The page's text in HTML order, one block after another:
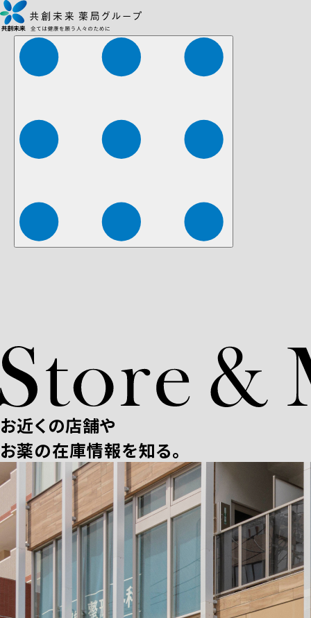
株式会社ファーマみらい 株式会社ストレチア
お近くの店舗や
お薬の在庫情報を知る。